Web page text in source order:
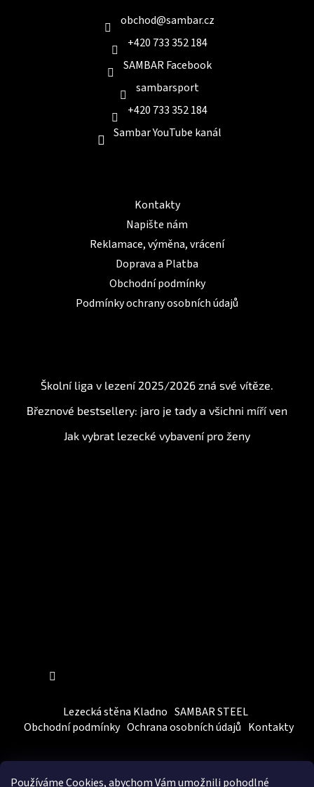
Používáme Cookies, abychom Vámumožnili pohodlné
obchod@sambar.cz
+420 733 352 184
SAMBAR Facebook
sambarsport
+420 733 352 184
Sambar YouTube kanál
Kontakty
Napište nám
Reklamace, výměna, vrácení
Doprava a Platba
Obchodní podmínky
Podmínky ochrany osobních údajů
Školní liga v lezení 2025/2026 zná své vítěze.
Březnové bestsellery: jaro je tady a všichni míří ven
Jak vybrat lezecké vybavení pro ženy
Lezecká stěna Kladno SAMBAR STEEL
Obchodní podmínky Ochrana osobních údajů Kontakty